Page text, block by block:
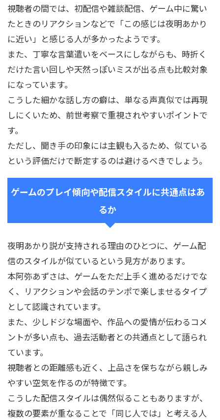
視聴者の間では、初配信や雑談配信、ゲーム中に驚い
たときのリアクションなどで「この感じは夜明あかり
に近い」と感じる人が多かったようです。
また、丁寧な言葉遣いをベースにしながらも、時折く
だけた言い回しや天然っぽいミスが出る点も比較対象
になっています。
こうした細かな話し方の癖は、単なる声真似では再現
しにくいため、前世考察で重視されやすいポイントで
す。
ただし、聞き手の印象には主観も入るため、似ている
という評価だけで断定するのは避けるべきでしょう。
ゲームのプレイ傾向や配信スタイルに共通点はあ
るか
夜明あかり説が支持される理由のひとつに、ゲーム配
信のスタイルが似ているという見方があります。
本阿弥あずさは、ゲームをただ上手く進めるだけでな
く、リアクションや会話のテンポで楽しませるタイプ
として認識されています。
また、少しドジな場面や、作品への愛情が伝わるコメ
ントが多い点も、過去活動者との共通点として語られ
ています。
視聴者との距離感も近く、上品さを保ちながら親しみ
やすい空気を作るのが特徴です。
こうした配信スタイルは偶然似ることもありますが、
複数の要素が重なることで「同じ人では」と考える人